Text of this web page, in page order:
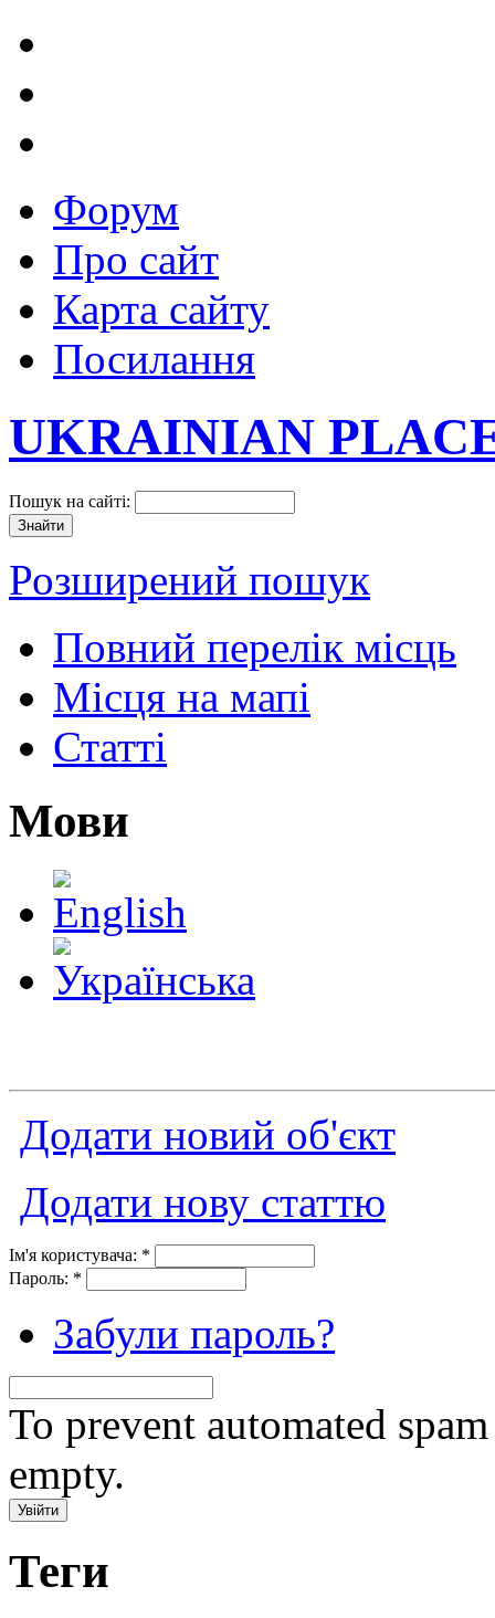
Форум
Про сайт
Карта сайту
Посилання
UKRAINIAN
Пошук на сайті:
Розширений пошук
Повний перелік місць
Місця на мапі
Статті
Мови
Додати новий об'єкт
Додати нову статтю
Ім'я користувача: *
Пароль: *
Забули пароль?
To prevent automated
empty.
Теги